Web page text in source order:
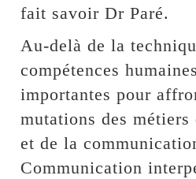
fait savoir Dr Paré.
Au-delà de la
compétences
importantes pour
mutations des
et de la
Communication